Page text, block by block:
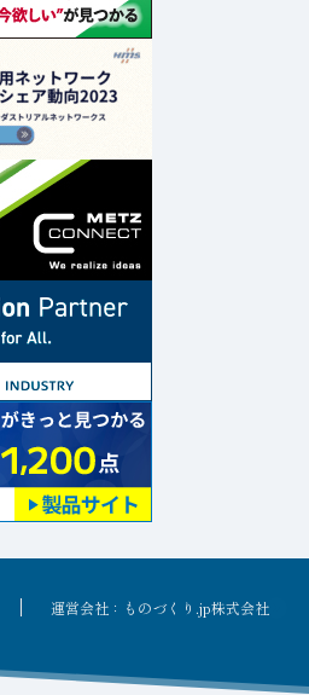
運営会社：ものづくり.jp株式会社